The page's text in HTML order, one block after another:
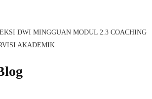
DWI MINGGUAN MODUL 2.3 COACHING
AKADEMIK